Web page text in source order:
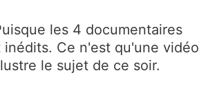
les 4 documentaires
inédits. Ce n'est qu'une vidéo
le sujet de ce soir.